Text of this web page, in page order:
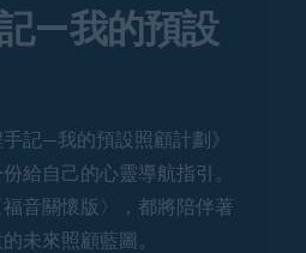
理套式服務